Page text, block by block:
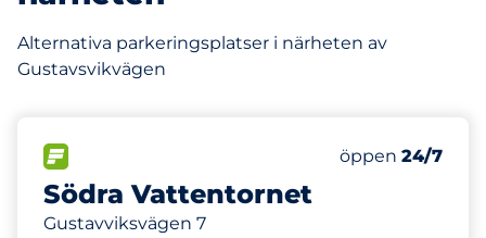
Alternativa parkeringsplatser i närheten av
Gustavsvikvägen
Södra Vattentornet
Gustavviksvägen 7
Antal
Totalt antal
Lördag
öppen 24/7
156 m